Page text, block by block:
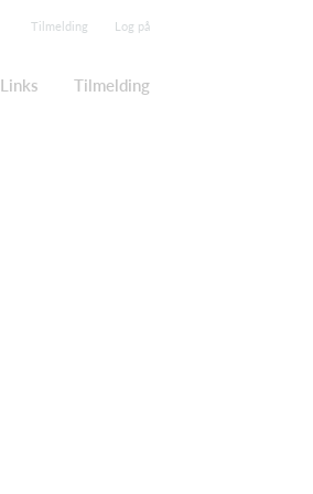
Tilmelding Log på
Links Tilmelding